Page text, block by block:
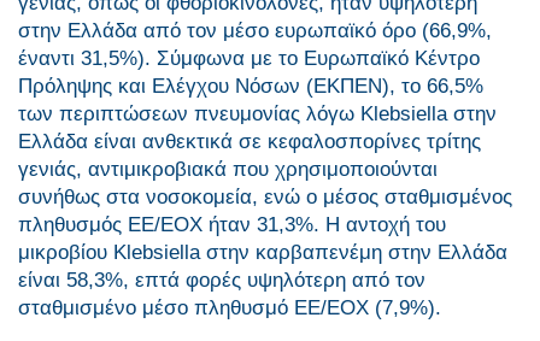
στην Ελλάδα από τον μέσο ευρωπαϊκό όρο (66,9%,
έναντι 31,5%). Σύμφωνα με το Ευρωπαϊκό Κέντρο
Πρόληψης και Ελέγχου Νόσων (ΕΚΠΕΝ), το 66,5%
των περιπτώσεων πνευμονίας λόγω Klebsiella στην
Ελλάδα είναι ανθεκτικά σε κεφαλοσπορίνες τρίτης
γενιάς, αντιμικροβιακά που χρησιμοποιούνται
συνήθως στα νοσοκομεία, ενώ ο μέσος σταθμισμένος
πληθυσμός ΕΕ/ΕΟΧ ήταν 31,3%. Η αντοχή του
μικροβίου Klebsiella στην καρβαπενέμη στην Ελλάδα
είναι 58,3%, επτά φορές υψηλότερη από τον
σταθμισμένο μέσο πληθυσμό ΕΕ/ΕΟΧ (7,9%).